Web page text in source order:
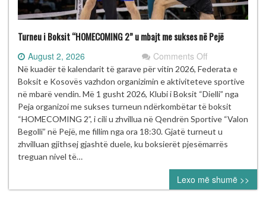
Turneu i Boksit “HOMECOMING 2” u mbajt me sukses në Pejë
August 2, 2026 Comments Offon
Turneu
i
Boksit
2”
u
mbajt
sukses
në
Pejë
Në kuadër të kalendarit të garave për vitin 2026, Federata e
Boksit e Kosovës vazhdon organizimin e aktiviteteve sportive
në mbarë vendin. Më 1 gusht 2026, Klubi i Boksit “Dielli” nga
Peja organizoi me sukses turneun ndërkombëtar të boksit
“HOMECOMING 2”, i cili u zhvillua në Qendrën Sportive “Valon
Begolli” në Pejë, me fillim nga ora 18:30. Gjatë turneut u
zhvilluan gjithsej gjashtë duele, ku boksierët pjesëmarrës
treguan nivel të…
Lexo më shumë >>